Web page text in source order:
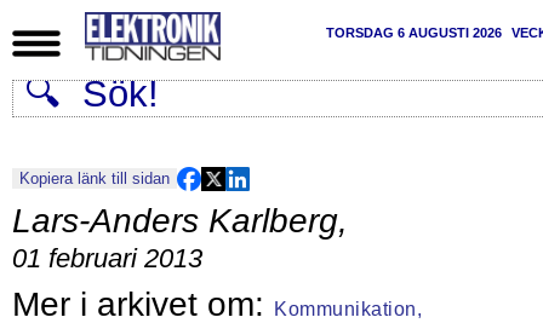
TORSDAG 6 AUGUSTI 2026
Kopiera länk till sidan
Lars-Anders Karlberg,
01 februari 2013
Kommunikation,